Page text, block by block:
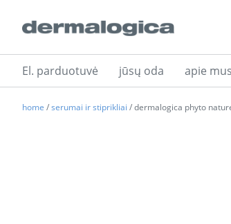
El. parduotuvė jūsų oda apie mus
home /serumai ir stiprikliai / dermalogica phyto